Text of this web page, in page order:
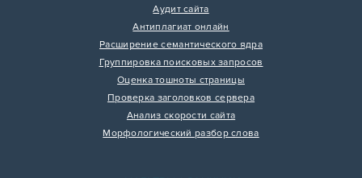
Аудит сайта
Антиплагиат онлайн
Расширение семантического ядра
Группировка поисковых запросов
Оценка тошноты страницы
Проверка заголовков сервера
Анализ скорости сайта
Морфологический разбор слова